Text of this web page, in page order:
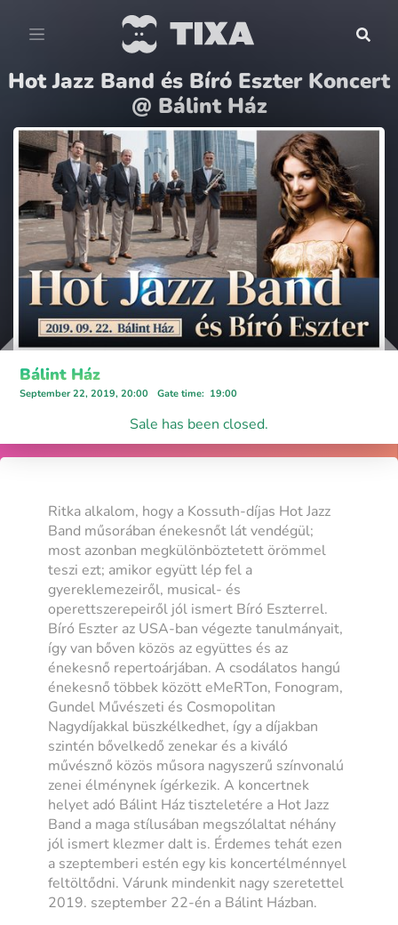
Hot Jazz Band és Bíró Eszter Koncert
@ Bálint Ház
Bálint Ház
September 22, 2019, 20:00 Gate time: 19:00
Sale has been closed.
Ritka alkalom, hogy a Kossuth-díjas Hot Jazz
Band műsorában énekesnőt lát vendégül;
most azonban megkülönböztetett örömmel
teszi ezt; amikor együtt lép fel a
gyereklemezeiről, musical- és
operettszerepeiről jól ismert Bíró Eszterrel.
Bíró Eszter az USA-ban végezte tanulmányait,
így van bőven közös az együttes és az
énekesnő repertoárjában. A csodálatos hangú
énekesnő többek között eMeRTon, Fonogram,
Gundel Művészeti és Cosmopolitan
Nagydíjakkal büszkélkedhet, így a díjakban
szintén bővelkedő zenekar és a kiváló
művésznő közös műsora nagyszerű színvonalú
zenei élménynek ígérkezik. A koncertnek
helyet adó Bálint Ház tiszteletére a Hot Jazz
Band a maga stílusában megszólaltat néhány
jól ismert klezmer dalt is. Érdemes tehát ezen
a szeptemberi estén egy kis koncertélménnyel
feltöltődni. Várunk mindenkit nagy szeretettel
2019. szeptember 22-én a Bálint Házban.